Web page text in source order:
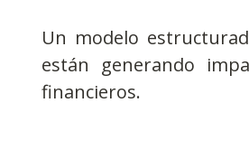
Un modelo
están generando
financieros.